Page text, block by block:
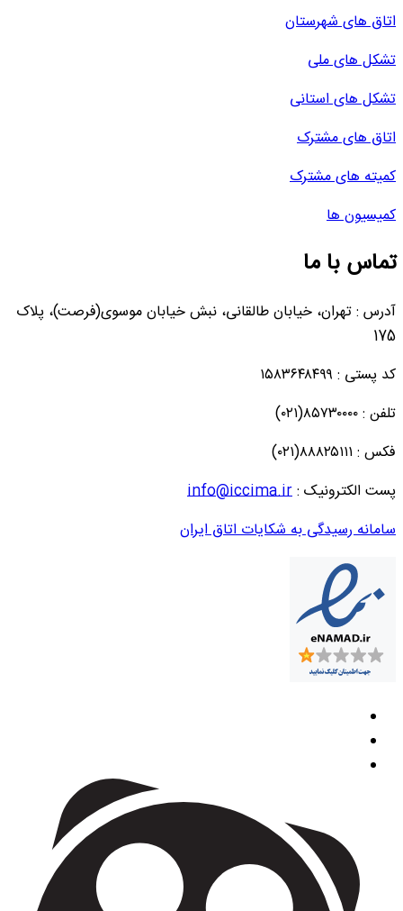
اتاق های شهرستان
تشکل های ملی
تشکل های استانی
اتاق های مشترک
کمیته های مشترک
کمیسیون ها
تماس با ما
آدرس : تهران، خیابان طالقانی، نبش خیابان موسوی(فرصت)، پلاک
175
کد پستی : ۱۵۸۳۶۴۸۴۹۹
تلفن : ۸۵۷۳۰۰۰۰(۰۲۱)
فکس : ۸۸۸۲۵۱۱۱(۰۲۱)
پست الکترونیک :info@iccima.ir
سامانه رسیدگی به شکایات اتاق ایران